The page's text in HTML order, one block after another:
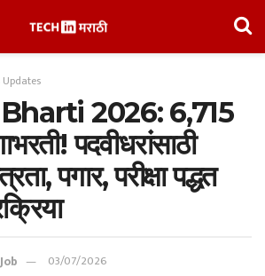
Updates
2026: 6,715
पदवीधरांसाठी
पगार, परीक्षा पद्धत
03/07/2026